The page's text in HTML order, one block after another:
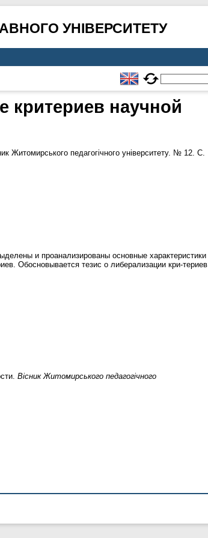
УНІВЕРСИТЕТУ
критериев научной
Житомирського педагогічного університету. № 12. С.
и проанализированы основные характеристики
Обосновывается тезис о либерализации кри-териев
Вісник Житомирського педагогічного